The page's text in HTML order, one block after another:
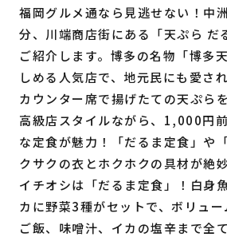
福岡グルメ通なら見逃せない！中
分、川端商店街にある「天ぷら だ
ご紹介します。博多の名物「博多
しめる人気店で、地元民にも愛さ
カウンター席で揚げたての天ぷら
高級店スタイルながら、1,000円
な定食が魅力！「だるま定食」や
クサクの衣とホクホクの具材が絶
イチオシは「だるま定食」！白身
カに野菜3種がセットで、ボリュー
ご飯、味噌汁、イカの塩辛まで全